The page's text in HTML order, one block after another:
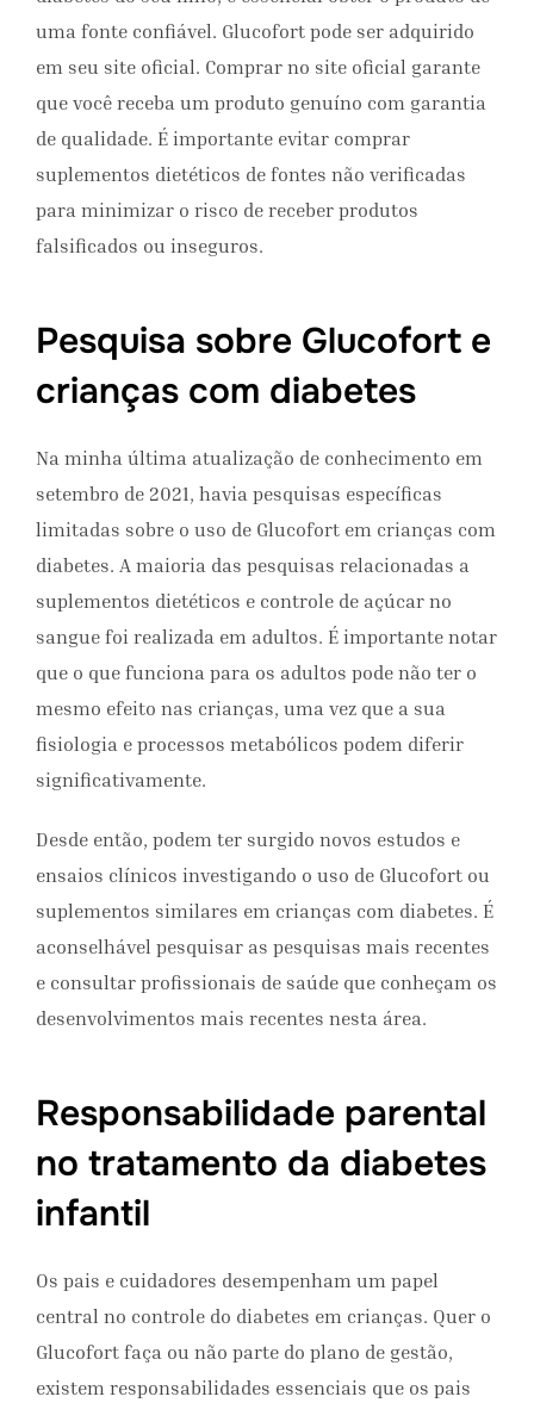
uma fonte confiável. Glucofort pode ser adquirido
em seu site oficial. Comprar no site oficial garante
que você receba um produto genuíno com garantia
de qualidade. É importante evitar comprar
suplementos dietéticos de fontes não verificadas
para minimizar o risco de receber produtos
falsificados ou inseguros.
Pesquisa sobre Glucofort e
crianças com diabetes
Na minha última atualização de conhecimento em
setembro de 2021, havia pesquisas específicas
limitadas sobre o uso de Glucofort em crianças com
diabetes. A maioria das pesquisas relacionadas a
suplementos dietéticos e controle de açúcar no
sangue foi realizada em adultos. É importante notar
que o que funciona para os adultos pode não ter o
mesmo efeito nas crianças, uma vez que a sua
fisiologia e processos metabólicos podem diferir
significativamente.
Desde então, podem ter surgido novos estudos e
ensaios clínicos investigando o uso de Glucofort ou
suplementos similares em crianças com diabetes. É
aconselhável pesquisar as pesquisas mais recentes
e consultar profissionais de saúde que conheçam os
desenvolvimentos mais recentes nesta área.
Responsabilidade parental
no tratamento da diabetes
infantil
Os pais e cuidadores desempenham um papel
central no controle do diabetes em crianças. Quer o
Glucofort faça ou não parte do plano de gestão,
existem responsabilidades essenciais que os pais